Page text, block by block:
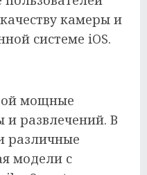
камеры и
системе iOS.
мощные
и развлечений. В
различные
модели с